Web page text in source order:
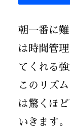
朝一番に
は時間管
てくれる
このリズ
は驚くほ
いきます。